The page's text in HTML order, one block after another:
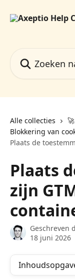
Alle collecties
Blokkering van
Plaats de
Plaats
zijn
Geschreven
18 juni 2026